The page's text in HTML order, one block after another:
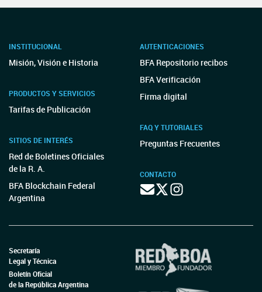
INSTITUCIONAL
Misión, Visión e Historia
PRODUCTOS Y SERVICIOS
Tarifas de Publicación
SITIOS DE INTERÉS
Red de Boletines Oficiales
de la R. A.
BFA Blockchain Federal
Argentina
AUTENTICACIONES
BFA Repositorio recibos
BFA Verificación
Firma digital
FAQ Y TUTORIALES
Preguntas Frecuentes
CONTACTO
Secretaría
Legal y Técnica
Boletín Oficial
de la República Argentina